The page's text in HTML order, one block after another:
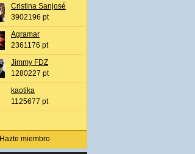
Cristina Sanjosé
3902196 pt
Agramar
2361176 pt
Jimmy FDZ
1280227 pt
kaotika
1125677 pt
Hazte miembro